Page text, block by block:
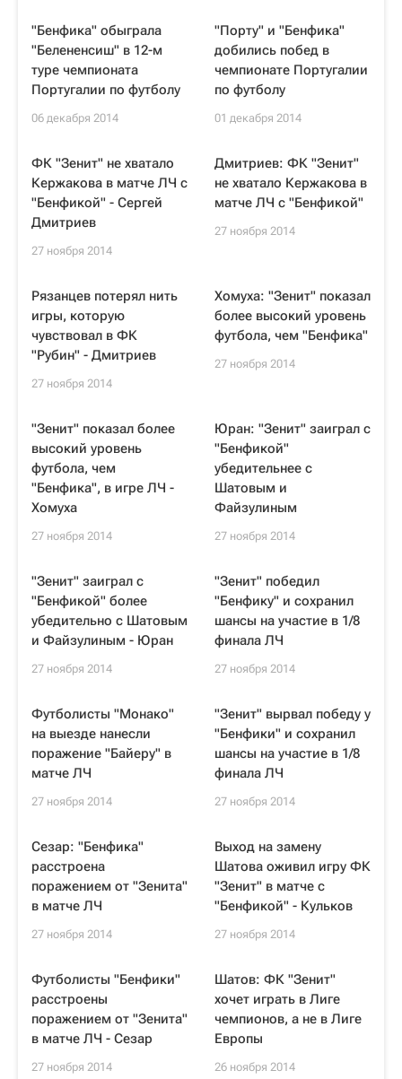
"Бенфика" обыграла
"Белененсиш" в 12-м
туре чемпионата
Португалии по футболу
06 декабря 2014
"Порту" и "Бенфика"
добились побед в
чемпионате Португалии
по футболу
01 декабря 2014
ФК "Зенит" не хватало
Кержакова в матче ЛЧ с
"Бенфикой" - Сергей
Дмитриев
27 ноября 2014
Дмитриев: ФК "Зенит"
не хватало Кержакова в
матче ЛЧ с "Бенфикой"
27 ноября 2014
Рязанцев потерял нить
игры, которую
чувствовал в ФК
"Рубин" - Дмитриев
27 ноября 2014
Хомуха: "Зенит" показал
более высокий уровень
футбола, чем "Бенфика"
27 ноября 2014
"Зенит" показал более
высокий уровень
футбола, чем
"Бенфика", в игре ЛЧ -
Хомуха
27 ноября 2014
Юран: "Зенит" заиграл с
"Бенфикой"
убедительнее с
Шатовым и
Файзулиным
27 ноября 2014
"Зенит" заиграл с
"Бенфикой" более
убедительно с Шатовым
и Файзулиным - Юран
27 ноября 2014
"Зенит" победил
"Бенфику" и сохранил
шансы на участие в 1/8
финала ЛЧ
27 ноября 2014
Футболисты "Монако"
на выезде нанесли
поражение "Байеру" в
матче ЛЧ
27 ноября 2014
"Зенит" вырвал победу у
"Бенфики" и сохранил
шансы на участие в 1/8
финала ЛЧ
27 ноября 2014
Сезар: "Бенфика"
расстроена
поражением от "Зенита"
в матче ЛЧ
27 ноября 2014
Выход на замену
Шатова оживил игру ФК
"Зенит" в матче с
"Бенфикой" - Кульков
27 ноября 2014
Футболисты "Бенфики"
расстроены
поражением от "Зенита"
в матче ЛЧ - Сезар
27 ноября 2014
Шатов: ФК "Зенит"
хочет играть в Лиге
чемпионов, а не в Лиге
Европы
26 ноября 2014